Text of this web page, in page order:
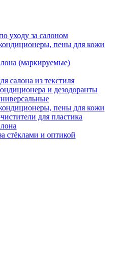
уходу за салоном
пены для кожи
(маркируемые)
салона из текстиля
и дезодоранты
пены для кожи
для пластика
стёклами и оптикой